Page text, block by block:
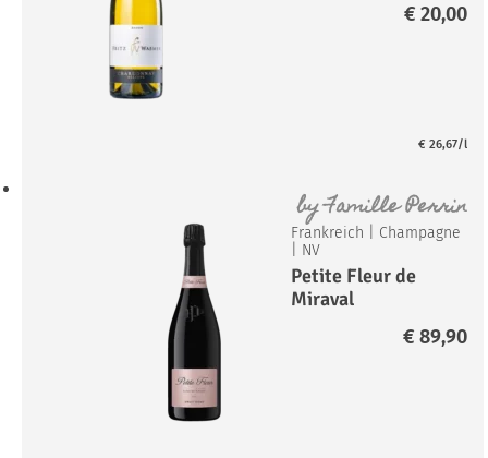
€ 20,00
€ 26,67/l
byFamille Perrin
Frankreich
Champagne
NV
Petite Fleur de
Miraval
€ 89,90